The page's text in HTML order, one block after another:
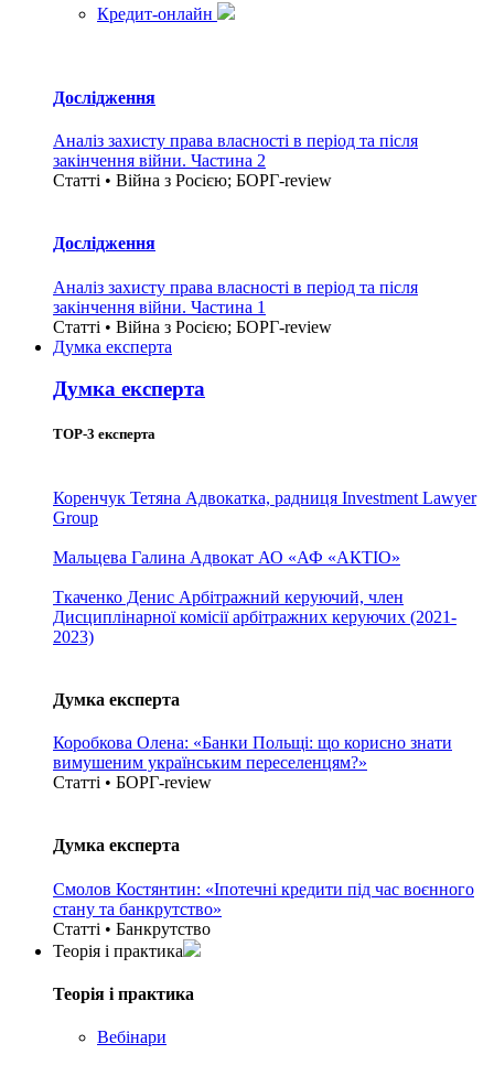
Кредит-онлайн
Дослідження
Аналіз захисту права власності в період та після
закінчення війни. Частина 2
Статті • Війна з Росією; БОРГ-review
Дослідження
Аналіз захисту права власності в період та після
закінчення війни. Частина 1
Статті • Війна з Росією; БОРГ-review
Думка експерта
Думка експерта
TOP-3 експерта
Коренчук Тетяна Адвокатка, радниця Investment Lawyer
Group
Мальцева Галина Адвокат АО «АФ «АКТІО»
Ткаченко Денис Арбітражний керуючий, член
Дисциплінарної комісії арбітражних керуючих (2021-
2023)
Думка експерта
Коробкова Олена: «Банки Польщі: що корисно знати
вимушеним українським переселенцям?»
Статті • БОРГ-review
Думка експерта
Смолов Костянтин: «Іпотечні кредити під час воєнного
стану та банкрутство»
Статті • Банкрутство
Теорія i практика
Теорія i практика
Вебінари